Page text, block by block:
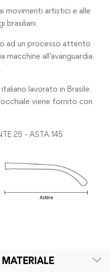
movimenti artistici e alle
brasiliani.
ad un processo attento
macchine all'avanguardia
lavorato in Brasile.
viene fornito con
25 - ASTA 145